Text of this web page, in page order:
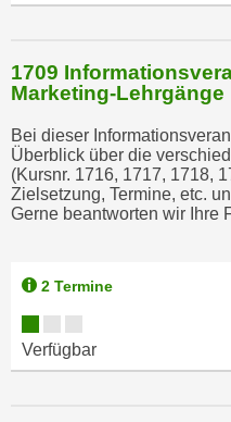
1709
Marketing-Lehrgänge
Bei dieser
Überblick über die
(Kursnr. 1716, 1717, 1718,
Zielsetzung, Termine, etc.
Gerne beantworten wir Ihre
2 Termine
Verfügbar